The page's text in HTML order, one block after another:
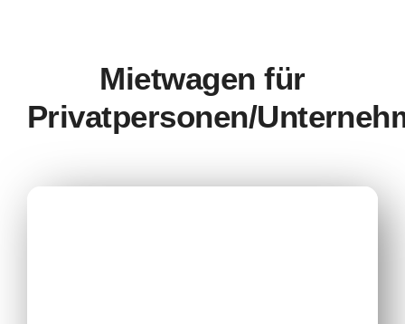
Mietwagen für
Privatpersonen/